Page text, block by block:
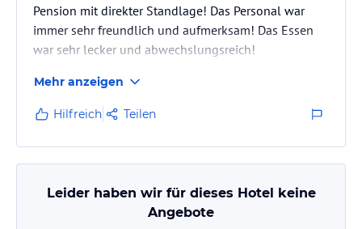
Pension mit direkter Standlage! Das Personal war
immer sehr freundlich und aufmerksam! Das Essen
war sehr lecker und abwechslungsreich!
Mehr anzeigen
Hilfreich Teilen
Leider haben wir für dieses Hotel keine
Angebote